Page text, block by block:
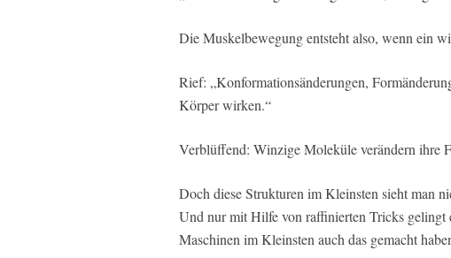
Die Muskelbewegung entsteht also, wenn ein
Rief: „Konformationsänderungen,
Körper wirken.“
Verblüffend: Winzige Moleküle verändern ihre
Doch diese Strukturen im Kleinsten sieht man
Und nur mit Hilfe von raffinierten Tricks gelingt
Maschinen im Kleinsten auch das gemacht